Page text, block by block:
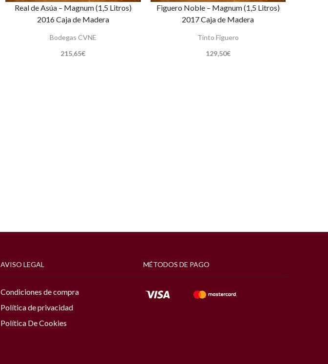
Real de Asúa – Magnum (1,5 Litros)
2016 Caja de Madera
Bodegas CVNE
215,65€
Figuero Noble – Magnum (1,5 Litros)
2017 Caja de Madera
Tinto Figuero
129,50€
AVISO LEGAL
Condiciones de compra
Política de privacidad
Política De Cookies
MÉTODOS DE PAGO